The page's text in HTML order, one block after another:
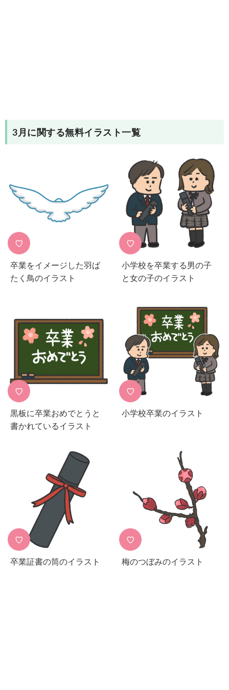
3月 に関する無料イラスト一覧
♡
卒業をイメージした羽ば
たく鳥のイラスト
♡
小学校を卒業する男の子
と女の子のイラスト
♡
黒板に卒業おめでとうと
書かれているイラスト
♡
小学校卒業のイラスト
♡
卒業証書の筒のイラスト
♡
梅のつぼみのイラスト